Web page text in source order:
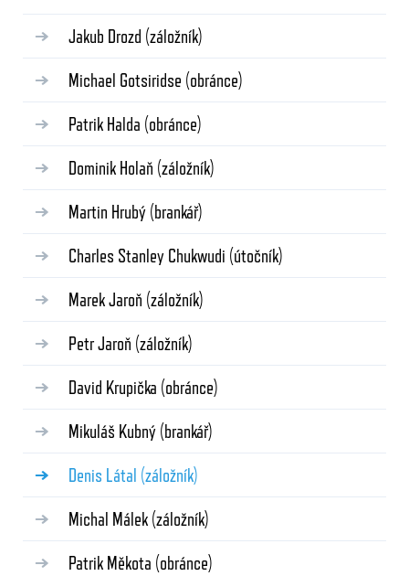
Jakub Drozd (záložník)
Michael Gotsiridse (obránce)
Patrik Halda (obránce)
Dominik Holaň (záložník)
Martin Hrubý (brankář)
Charles Stanley Chukwudi (útočník)
Marek Jaroň (záložník)
Petr Jaroň (záložník)
David Krupička (obránce)
Mikuláš Kubný (brankář)
Denis Látal (záložník)
Michal Málek (záložník)
Patrik Měkota (obránce)